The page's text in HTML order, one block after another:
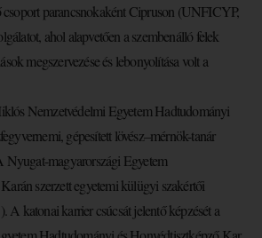
csoport parancsnokaként Cipruson (UNFICYP,
ahol alapvetően a szembenálló felek
megszervezése és lebonyolítása volt a
Nemzetvédelmi Egyetem Hadtudományi
gépesített lövész–mérnök-tanár
magyarországi Egyetem
szerzett egyetemi külügyi szakértői
A katonai karrier csúcsát jelentő képzését a